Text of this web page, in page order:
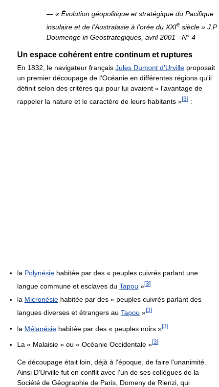
— « Évolution géopolitique et stratégique du Pacifique
insulaire et de l'Australasie à l'orée du XXIe siècle » J.P
Doumenge in Geostrategiques, avril 2001 - N° 4
Un espace cohérent entre continum et ruptures
En 1832, le navigateur français Jules Dumont d'Urville proposait
un premier découpage de l'Océanie en différentes régions qu'il
définit selon des critères qui pour lui avaient « l'avantage de
rappeler la nature et le caractère de leurs habitants »[3] :
la Polynésie habitée par des « peuples cuivrés parlant une
langue commune et esclaves du Tapou »[3]
la Micronésie habitée par des « peuples cuivrés parlant des
langues diverses et étrangers au Tapou »[3]
la Mélanésie habitée par des « peuples noirs »[3]
La « Malaisie » ou « Océanie Occidentale »[3]
Ce découpage était loin, déjà à l'époque, de faire l'unanimité.
Ainsi D'Urville fut en conflit avec l'un de ses collègues de la
Société de Géographie de Paris, Domeny de Rienzi, qui